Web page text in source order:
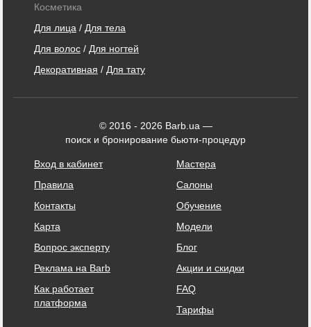
Косметика
Для лица / Для тела
Для волос / Для ногтей
Декоративная / Для тату
© 2016 - 2026 Barb.ua —
поиск и бронирование бьюти-процедур
Вход в кабинет
Правила
Контакты
Карта
Вопрос эксперту
Реклама на Barb
Как работает
платформа
Мастера
Салоны
Обучение
Модели
Блог
Акции и скидки
FAQ
Тарифы